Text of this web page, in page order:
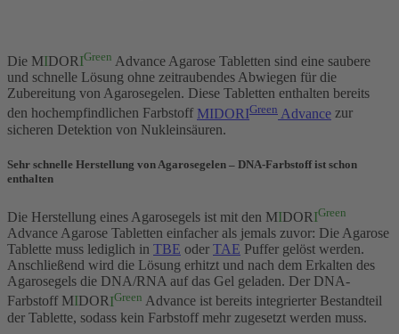
Die MIDORIGreen Advance Agarose Tabletten sind eine saubere
und schnelle Lösung ohne zeitraubendes Abwiegen für die
Zubereitung von Agarosegelen. Diese Tabletten enthalten bereits
den hochempfindlichen Farbstoff MIDORIGreen Advance zur
sicheren Detektion von Nukleinsäuren.
Sehr schnelle Herstellung von Agarosegelen – DNA-Farbstoff ist schon
enthalten
Die Herstellung eines Agarosegels ist mit den MIDORIGreen
Advance Agarose Tabletten einfacher als jemals zuvor: Die Agarose
Tablette muss lediglich in TBE oder TAE Puffer gelöst werden.
Anschließend wird die Lösung erhitzt und nach dem Erkalten des
Agarosegels die DNA/RNA auf das Gel geladen. Der DNA-
Farbstoff MIDORIGreen Advance ist bereits integrierter Bestandteil
der Tablette, sodass kein Farbstoff mehr zugesetzt werden muss.